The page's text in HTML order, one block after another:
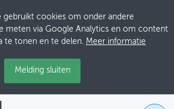
gebruikt cookies om onder andere
meten via Google Analytics en om content
te tonen en te delen. Meer informatie
Melding sluiten